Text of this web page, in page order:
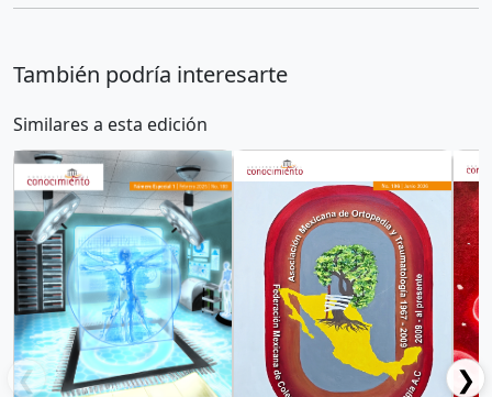
También podría interesarte
Similares a esta edición
❮ ❯